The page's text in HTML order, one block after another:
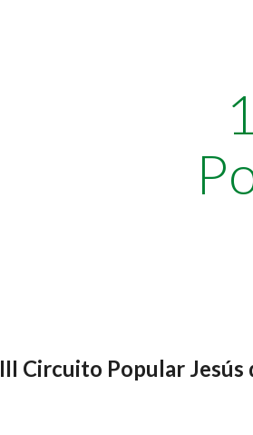
III Circuito Popular Jesús